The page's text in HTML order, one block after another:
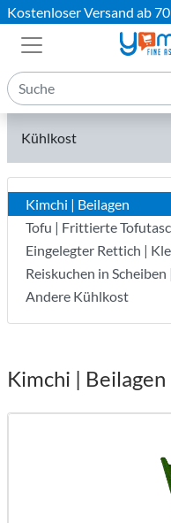
Kostenloser Versand ab
Kühlkost
Kimchi | Beilagen
Tofu | Frittierte
Eingelegter Rettich |
Reiskuchen in
Andere Kühlkost
Kimchi | Beilagen